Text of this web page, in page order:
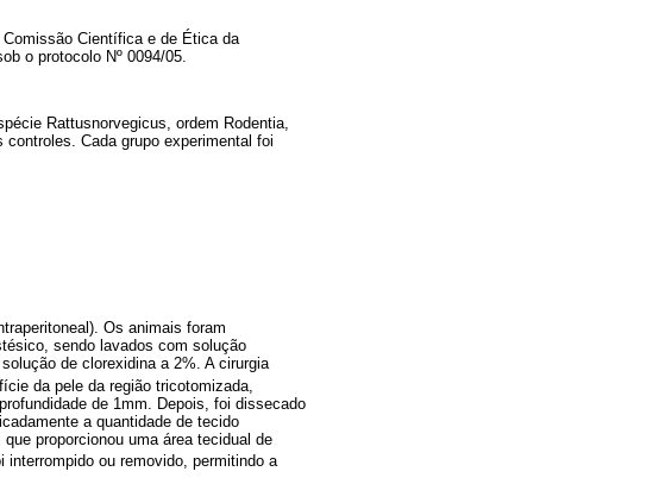
Científica e de Ética da
o protocolo Nº 0094/05.
Rattusnorvegicus, ordem Rodentia,
Cada grupo experimental foi
Os animais foram
sendo lavados com solução
de clorexidina a 2%. A cirurgia
da pele da região tricotomizada,
de 1mm. Depois, foi dissecado
a quantidade de tecido
proporcionou uma área tecidual de
interrompido ou removido, permitindo a